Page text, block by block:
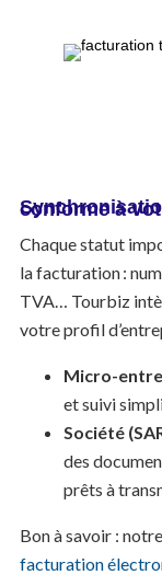
Synchronisation des réservations et
Chaque statut
la facturation :
TVA… Tourbiz
votre profil
Micro-
et suivi
Société
des
prêts à
Bon à savoir :
facturation